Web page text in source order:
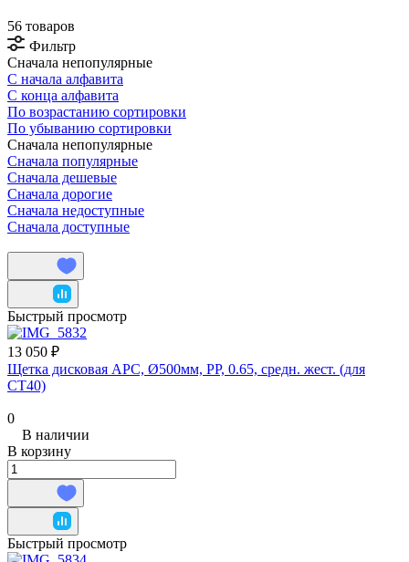
56 товаров
Фильтр
Сначала непопулярные
С начала алфавита
С конца алфавита
По возрастанию сортировки
По убыванию сортировки
Сначала непопулярные
Сначала популярные
Сначала дешевые
Сначала дорогие
Сначала недоступные
Сначала доступные
Быстрый просмотр
13 050 ₽
Щетка дисковая APC, Ø500мм, PP, 0.65, средн. жест. (для
CT40)
0
В наличии
В корзину
Быстрый просмотр